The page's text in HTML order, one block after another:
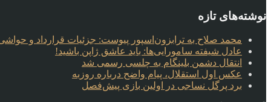
نوشته‌های تازه
محمد صلاح به ترابزون‌اسپور پیوست: جزئیات قرارداد و حواشی
عادل شیفته سامورایی‌ها: باید عاشق ژاپن باشید!
انتقال دشمن بلینگام به چلسی رسمی شد
عکس اول استقلال، پیام واضح درباره روزبه
برد پرگل نساجی در اولین بازی پیش‌فصل